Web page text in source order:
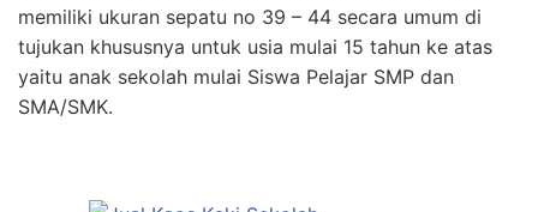
memiliki ukuran sepatu no 39 – 44 secara umum di
tujukan khususnya untuk usia mulai 15 tahun ke atas
yaitu anak sekolah mulai Siswa Pelajar SMP dan
SMA/SMK.